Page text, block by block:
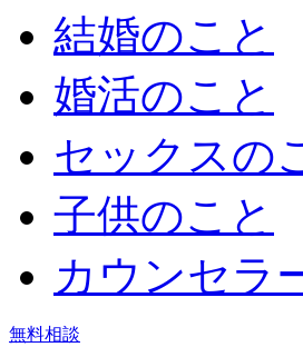
結婚のこと
婚活のこと
セックスの
子供のこと
カウンセラ
無料相談